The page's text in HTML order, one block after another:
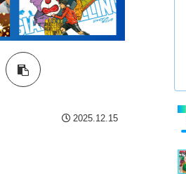
2025.12.15